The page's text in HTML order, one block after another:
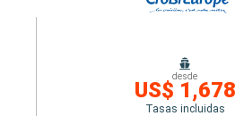
desde
US$ 1,678
Tasas incluidas